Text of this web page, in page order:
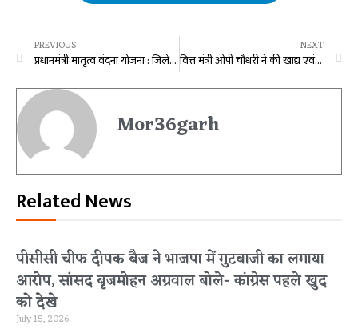
PREVIOUS
प्रधानमंत्री मातृत्व वंदना योजना : जिले में वरदान साबित हो रही योजना, प्रोत्साहन राशि से पौष्टिक आहार लेकर स्वस्थ बच्चे को जन्म दे रहीं गर्भवती महिलाएं
NEXT
वित्त मंत्री ओपी चौधरी ने की खाद्य एवं नागरिक आपूर्ति विभाग के विभागीय बजट की समीक्षा
Mor36garh
Related News
पीसीसी चीफ दीपक बैज ने भाजपा में गुटबाजी का लगाया
आरोप, सांसद बृजमोहन अग्रवाल बोले- कांग्रेस पहले खुद
को देखे
July 15, 2026